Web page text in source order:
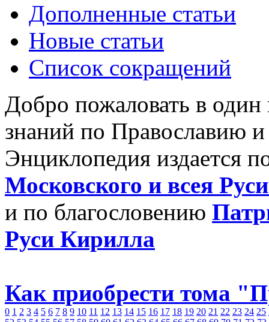
Дополненные статьи
Новые статьи
Список сокращений
Добро пожаловать в
знаний по Православию
Энциклопедия издается
Московского и всея
и по благословению
Руси Кирилла
Как приобрести тома
0 1 2 3 4 5 6 7 8 9 10 11 12 13 14 15 16 17 18 19 20 21 22 23 24 25